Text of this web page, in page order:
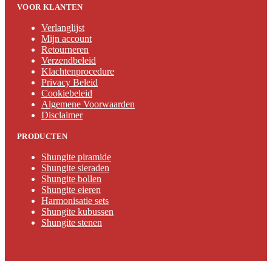
VOOR KLANTEN
Verlanglijst
Mijn account
Retourneren
Verzendbeleid
Klachtenprocedure
Privacy Beleid
Cookiebeleid
Algemene Voorwaarden
Disclaimer
PRODUCTEN
Shungite piramide
Shungite sieraden
Shungite bollen
Shungite eieren
Harmonisatie sets
Shungite kubussen
Shungite stenen